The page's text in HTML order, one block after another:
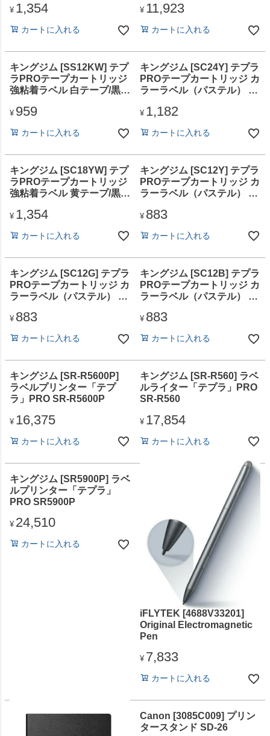
¥ 1,354
カートに入れる
¥ 11,923
カートに入れる
キングジム [SS12KW] テプ
ラPROテープカートリッジ
強粘着ラベル 白テープ/黒文
¥ 959
カートに入れる
キングジム [SC24Y] テプラ
PROテープカートリッジ カ
ラーラベル（パステル） 黄
¥ 1,182
カートに入れる
キングジム [SC18YW] テプ
ラPROテープカートリッジ
強粘着ラベル 黄テープ/黒文
¥ 1,354
カートに入れる
キングジム [SC12Y] テプラ
PROテープカートリッジ カ
ラーラベル（パステル） 黄
¥ 883
カートに入れる
キングジム [SC12G] テプラ
PROテープカートリッジ カ
ラーラベル（パステル） 緑
¥ 883
カートに入れる
キングジム [SC12B] テプラ
PROテープカートリッジ カ
ラーラベル（パステル） 青
¥ 883
カートに入れる
キングジム [SR-R5600P]
ラベルプリンター「テプ
ラ」PRO SR-R5600P
¥ 16,375
カートに入れる
キングジム [SR-R560] ラベ
ルライター「テプラ」PRO
SR-R560
¥ 17,854
カートに入れる
キングジム [SR5900P] ラベ
ルプリンター「テプラ」
PRO SR5900P
¥ 24,510
カートに入れる
iFLYTEK [4688V33201]
Original Electromagnetic
Pen
¥ 7,833
カートに入れる
Canon [3085C009] プリン
タースタンド SD-26